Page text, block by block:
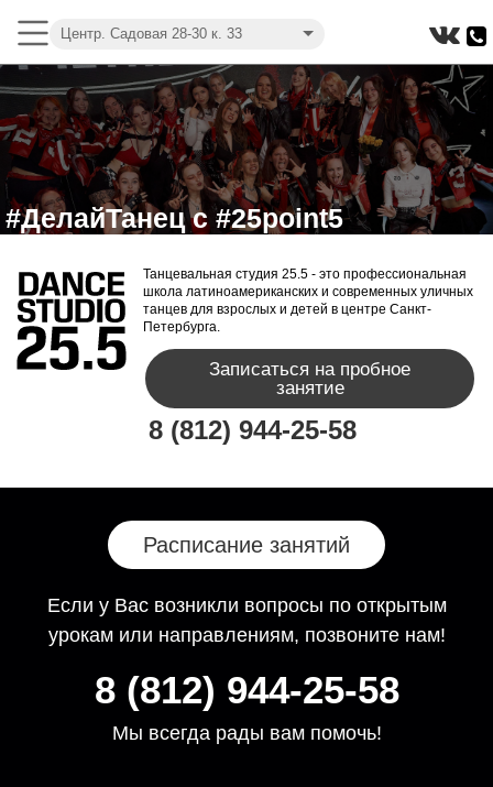
Центр. Садовая 28-30 к. 33
#ДелайТанец с #25point5
Танцевальная студия 25.5 - это профессиональная
школа латиноамериканских и современных уличных
танцев для взрослых и детей в центре Санкт-
Петербурга.
Записаться на пробное
занятие
8 (812) 944-25-58
Расписание занятий
Eсли у Вас возникли вопросы по открытым
урокам или направлениям, позвоните нам!
8 (812) 944-25-58
Мы всегда рады вам помочь!